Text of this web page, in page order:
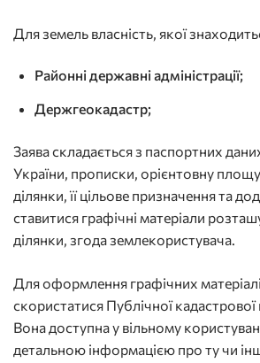
Для земель власність, якої
Районні державні адміністрації;
Держгеокадастр;
Заява складається з паспортних
України, прописки, орієнтовну
ділянки, її цільове призначення та
ставитися графічні матеріали
ділянки, згода землекористувача.
Для оформлення графічних
скористатися Публічної
Вона доступна у вільному
детальною інформацією про ту чи